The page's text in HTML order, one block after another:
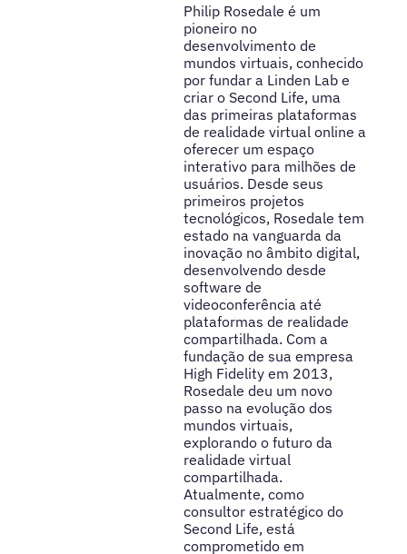
Philip Rosedale é um
pioneiro no
desenvolvimento de
mundos virtuais, conhecido
por fundar a Linden Lab e
criar o Second Life, uma
das primeiras plataformas
de realidade virtual online a
oferecer um espaço
interativo para milhões de
usuários. Desde seus
primeiros projetos
tecnológicos, Rosedale tem
estado na vanguarda da
inovação no âmbito digital,
desenvolvendo desde
software de
videoconferência até
plataformas de realidade
compartilhada. Com a
fundação de sua empresa
High Fidelity em 2013,
Rosedale deu um novo
passo na evolução dos
mundos virtuais,
explorando o futuro da
realidade virtual
compartilhada.
Atualmente, como
consultor estratégico do
Second Life, está
comprometido em